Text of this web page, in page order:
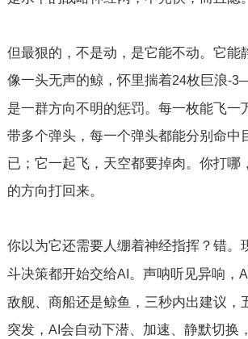
但最狠的，不是动，是它能不动。它能
像一头无声的鲸，怀里揣着24枚巨浪-3
是一群方向不明的惩罚。每一枚能飞一
带多个弹头，每一个弹头都能分别命中
已；它一起飞，天空都要掉肉。你打哪
的方向打回来。
你以为它还需要人绷着神经指挥？错。
斗决策都开始交给AI 。声呐听见异响， AI
敌舰、商船还是鲸鱼，三秒内出建议，
突发， AI 会自动下潜、加速、静默切换